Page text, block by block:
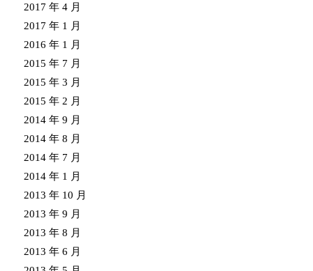
2017 年 4 月
2017 年 1 月
2016 年 1 月
2015 年 7 月
2015 年 3 月
2015 年 2 月
2014 年 9 月
2014 年 8 月
2014 年 7 月
2014 年 1 月
2013 年 10 月
2013 年 9 月
2013 年 8 月
2013 年 6 月